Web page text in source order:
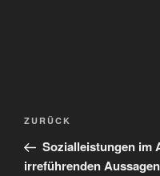
Beitragsnavigation
Vorheriger
Beitrag
ZURÜCK
Sozialleistungen im
irreführenden